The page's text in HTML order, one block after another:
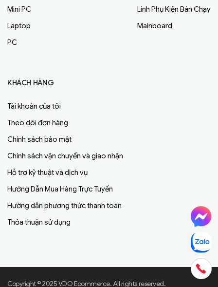
Mini PC
Laptop
PC
Linh Phụ Kiện Bán Chạy
Mainboard
KHÁCH HÀNG
Tài khoản của tôi
Theo dõi đơn hàng
Chính sách bảo mật
Chính sách vận chuyển và giao nhận
Hỗ trợ kỹ thuật và dịch vụ
Hướng Dẫn Mua Hàng Trực Tuyến
Hướng dẫn phương thức thanh toán
Thỏa thuận sử dụng
Copyright © 2025 VDO Ecommerce. All rights reserved.